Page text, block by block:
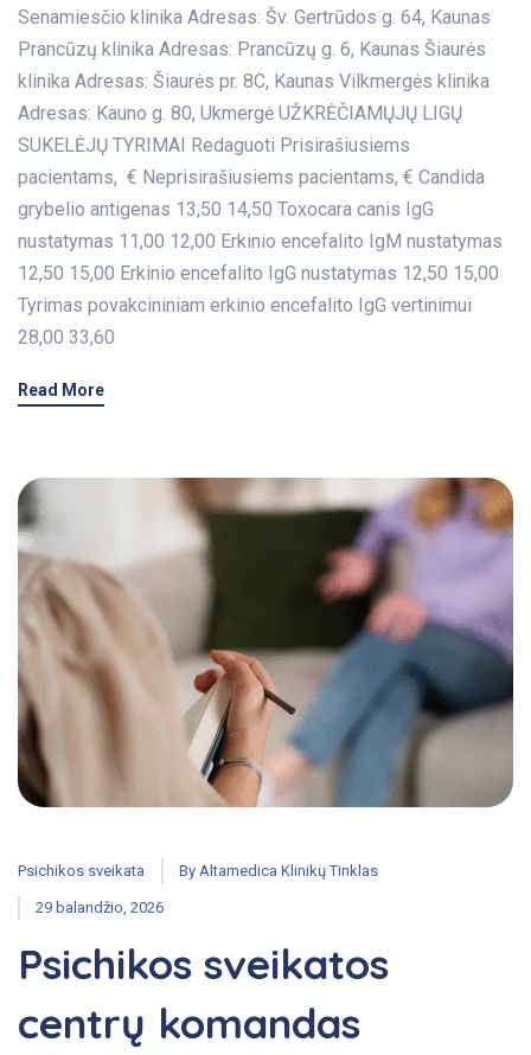
Senamiesčio klinika Adresas: Šv. Gertrūdos g. 64, Kaunas
Prancūzų klinika Adresas: Prancūzų g. 6, Kaunas Šiaurės
klinika Adresas: Šiaurės pr. 8C, Kaunas Vilkmergės klinika
Adresas: Kauno g. 80, Ukmergė UŽKRĖČIAMŲJŲ LIGŲ
SUKELĖJŲ TYRIMAI Redaguoti Prisirašiusiems
pacientams, € Neprisirašiusiems pacientams, € Candida
grybelio antigenas 13,50 14,50 Toxocara canis IgG
nustatymas 11,00 12,00 Erkinio encefalito IgM nustatymas
12,50 15,00 Erkinio encefalito IgG nustatymas 12,50 15,00
Tyrimas povakcininiam erkinio encefalito IgG vertinimui
28,00 33,60
Read More
Psichikos sveikata By Altamedica Klinikų Tinklas
29 balandžio, 2026
Psichikos sveikatos
centrų komandas